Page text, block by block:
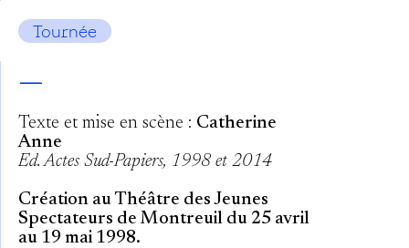
Tournée
—
Texte et mise en scène : Catherine
Anne
Ed. Actes Sud-Papiers, 1998 et 2014
Création au Théâtre des Jeunes
Spectateurs de Montreuil du 25 avril
au 19 mai 1998.